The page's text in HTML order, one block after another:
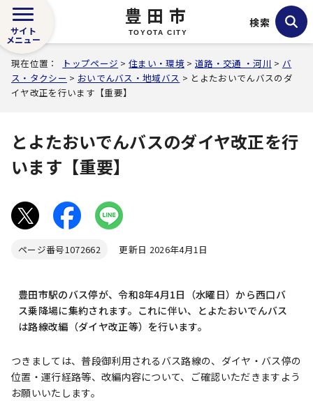
豊田市
TOYOTA CITY
サイト
メニュー
検索
現在位置： トップページ >住まい・環境 >道路・交通 ・河川 > バ
ス・タクシー > おいでんバス・地域バス > とよたおいでんバスのダ
イヤ改正を行います【重要】
とよたおいでんバスのダイヤ改正を行
います【重要】
ページ番号1072662 更新日 2026年4月1日
豊田市駅のバス停が、令和8年4月1日（水曜日）から西口バ
ス乗降場に集約されます。これに伴い、とよたおいでんバス
は路線改編（ダイヤ改正等）を行います。
つきましては、普段御利用されるバス路線の、ダイヤ・バス停の
位置・運行経路等、改編内容について、ご確認いただきますよう
お願いいたします。